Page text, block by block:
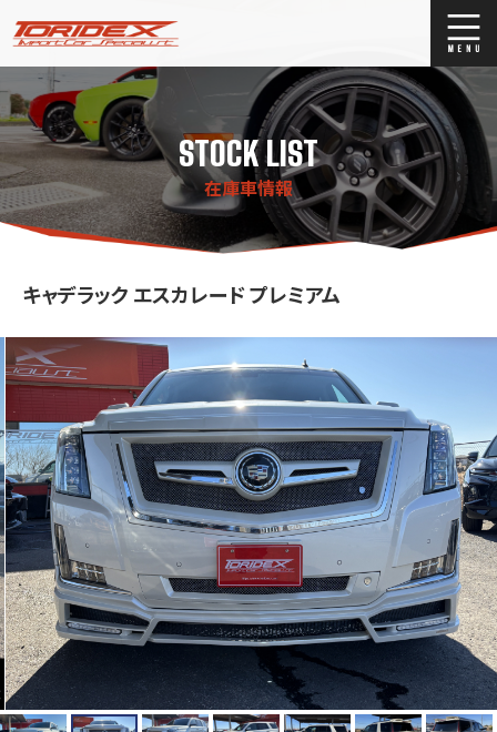
ブログ
Stock list
ストックリスト
買取
STOCK LIST
在庫車情報
キャデラック エスカレード プレミアム